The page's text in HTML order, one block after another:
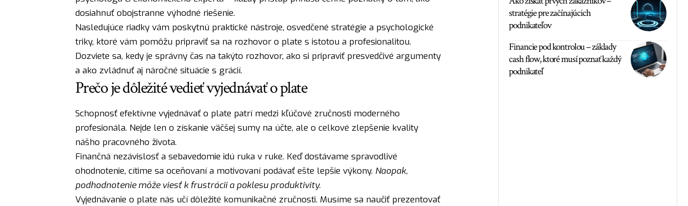
dosiahnuť obojstranne výhodné riešenie.
Nasledujúce riadky vám poskytnú praktické nástroje, osvedčené stratégie a psychologické
triky, ktoré vám pomôžu pripraviť sa na rozhovor o plate s istotou a profesionalitou.
Dozviete sa, kedy je správny čas na takýto rozhovor, ako si pripraviť presvedčivé argumenty
a ako zvládnuť aj náročné situácie s grácií.
Prečo je dôležité vedieť vyjednávať o plate
Schopnosť efektívne vyjednávať o plate patrí medzi kľúčové zručnosti moderného
profesionála. Nejde len o získanie väčšej sumy na účte, ale o celkové zlepšenie kvality
nášho pracovného života.
Finančná nezávislosť a sebavedomie idú ruka v ruke. Keď dostávame spravodlivé
ohodnotenie, cítime sa oceňovaní a motivovaní podávať ešte lepšie výkony. Naopak,
podhodnotenie môže viesť k frustrácii a poklesu produktivity.
Vyjednávanie o plate nás učí dôležité komunikačné zručnosti. Musíme sa naučiť prezentovať
stratégie pre začínajúcich
podnikateľov
Financie pod kontrolou – základy
cash flow, ktoré musí poznať každý
podnikateľ